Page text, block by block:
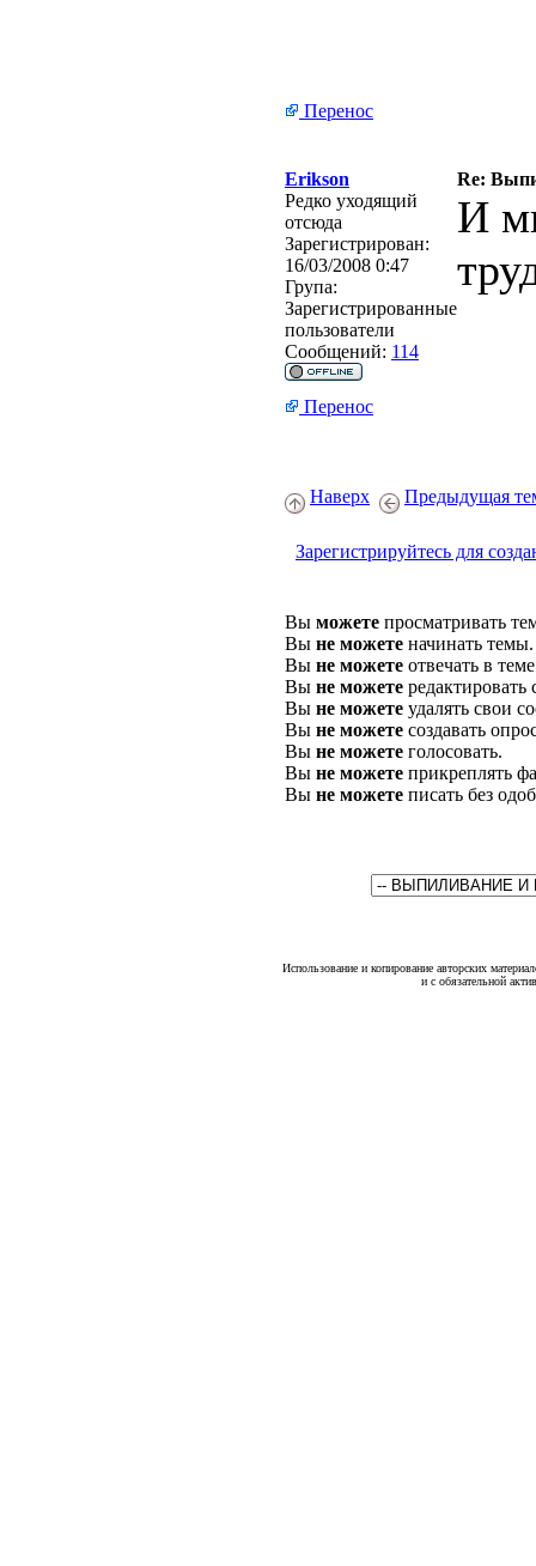
Перенос
Erikson
Re:
Редко уходящий
отсюда
Зарегистрирован:
16/03/2008 0:47
Група:
Зарегистрированные
пользователи
Сообщений: 114
И
Перенос
Наверх Предыдущая
Зарегистрируйтесь для
Вы можете просматривать
Вы не можете начинать темы.
Вы не можете отвечать в
Вы не можете
Вы не можете удалять свои
Вы не можете создавать
Вы не можете голосовать.
Вы не можете прикреплять
Вы не можете писать без
Использование и копирование авторских
и с обязательной